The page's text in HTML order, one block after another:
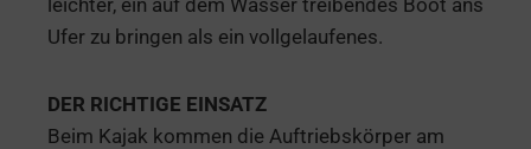
Ufer zu bringen als ein vollgelaufenes.
DER RICHTIGE EINSATZ
Beim Kajak kommen die Auftriebskörper am